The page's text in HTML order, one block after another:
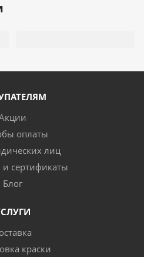
оплаты
лиц
сертификаты
Блог
краски